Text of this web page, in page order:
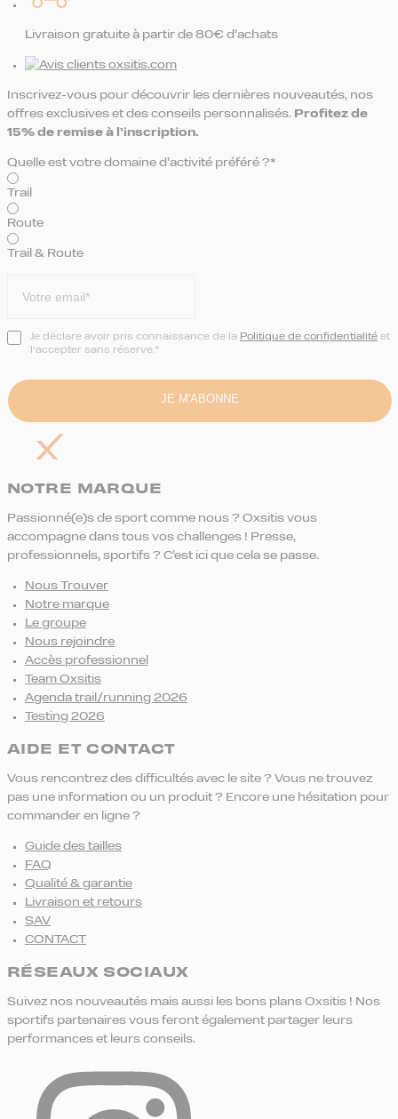
Livraison gratuite à partir de 80€ d’achats
Inscrivez-vous pour découvrir les dernières nouveautés, nos
offres exclusives et des conseils personnalisés. Profitez de
15% de remise à l’inscription.
Quelle est votre domaine d’activité préféré ?*
Trail
Route
Trail & Route
Je déclare avoir pris connaissance de la Politique de confidentialité et
l’accepter sans réserve.*
NOTRE MARQUE
Passionné(e)s de sport comme nous ? Oxsitis vous
accompagne dans tous vos challenges ! Presse,
professionnels, sportifs ? C’est ici que cela se passe.
Nous Trouver
Notre marque
Le groupe
Nous rejoindre
Accès professionnel
Team Oxsitis
Agenda trail/running 2026
Testing 2026
AIDE ET CONTACT
Vous rencontrez des difficultés avec le site ? Vous ne trouvez
pas une information ou un produit ? Encore une hésitation pour
commander en ligne ?
Guide des tailles
FAQ
Qualité & garantie
Livraison et retours
SAV
CONTACT
RÉSEAUX SOCIAUX
Suivez nos nouveautés mais aussi les bons plans Oxsitis ! Nos
sportifs partenaires vous feront également partager leurs
performances et leurs conseils.